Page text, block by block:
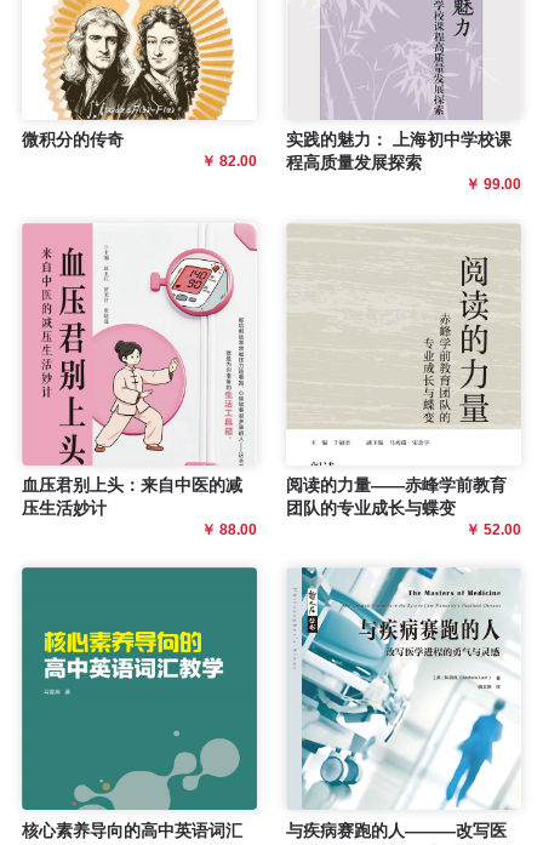
微积分的传奇
￥ 82.00
实践的魅力： 上海初中学校课
程高质量发展探索
￥ 99.00
血压君别上头：来自中医的减
压生活妙计
￥ 88.00
阅读的力量——赤峰学前教育
团队的专业成长与蝶变
￥ 52.00
核心素养导向的高中英语词汇
与疾病赛跑的人———改写医